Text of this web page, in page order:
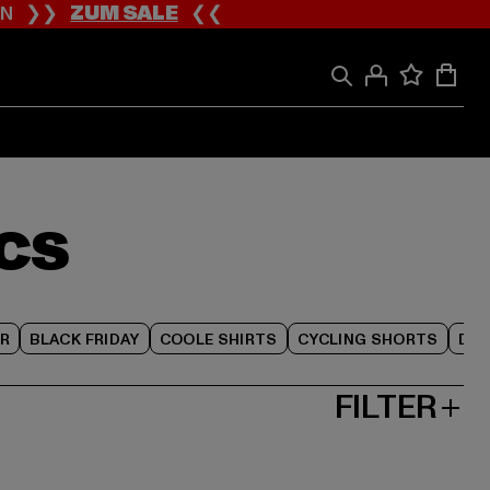
❯❯ZUM SALE❮❮
BLACK FRIDAY COOLE SHIRTS CYCLING SHORTS
FILTER